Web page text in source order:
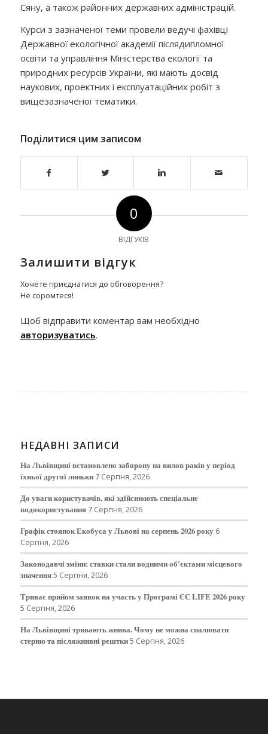
Сяну, а також районних державних адміністрацій.
Курси з зазначеної теми провели ведучі фахівці
Державної екологічної академії післядипломної
освіти та управління Міністерства екології та
природних ресурсів України, які мають досвід
наукових, проектних і експлуатаційних робіт з
вищезазначеної тематики.
Поділитися цим записом
0
ВІДГУКІВ
Залишити відгук
Хочете приєднатися до обговорення?
Не соромтеся!
Щоб відправити коментар вам необхідно
авторизуватись.
НЕДАВНІ ЗАПИСИ
На Львівщині встановлено заборону на вилов раків у період
їхньої другої линьки 7 Серпня, 2026
До уваги користувачів, які здійснюють спеціальне
водокористування 7 Серпня, 2026
Графік стоянок Екобуса у Львові на серпень 2026 року 6
Серпня, 2026
Законодавчі зміни: ставки стали водними об’єктами місцевого
значення5 Серпня, 2026
Триває прийом заявок на участь у Програмі ЄС LIFE 2026 року
5 Серпня, 2026
На Львівщині тривають жнива. Чому не можна спалювати
стерню та післяжнивні рештки5 Серпня, 2026